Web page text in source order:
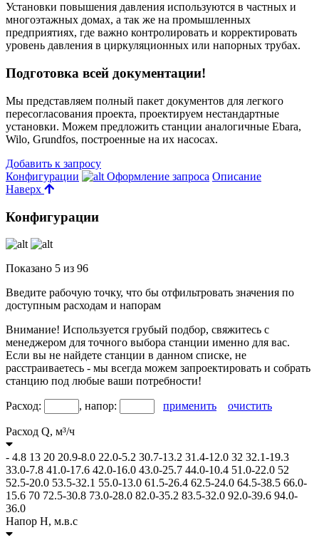
Установки повышения давления используются в частных и
многоэтажных домах, а так же на промышленных
предприятиях, где важно контролировать и корректировать
уровень давления в циркуляционных или напорных трубах.
Подготовка всей документации!
Мы представляем полный пакет документов для легкого
пересогласования проекта, проектируем нестандартные
установки. Можем предложить станции аналогичные Ebara,
Wilo, Grundfos, построенные на их насосах.
Добавить к запросу
Конфигурации
Оформление запроса Описание
Наверх
Конфигурации
Показано 5 из 96
Введите рабочую точку, что бы отфильтровать значения по
доступным расходам и напорам
Внимание! Используется грубый подбор, свяжитесь с
менеджером для точного выбора станции именно для вас.
Если вы не найдете станции в данном списке, не
расстраиваетесь - мы всегда можем запроектировать и собрать
станцию под любые ваши потребности!
Расход: , напор: применить очистить
Расход Q, м³/ч
- 4.8 13 20 20.9-8.0 22.0-5.2 30.7-13.2 31.4-12.0 32 32.1-19.3
33.0-7.8 41.0-17.6 42.0-16.0 43.0-25.7 44.0-10.4 51.0-22.0 52
52.5-20.0 53.5-32.1 55.0-13.0 61.5-26.4 62.5-24.0 64.5-38.5 66.0-
15.6 70 72.5-30.8 73.0-28.0 82.0-35.2 83.5-32.0 92.0-39.6 94.0-
36.0
Напор H, м.в.с